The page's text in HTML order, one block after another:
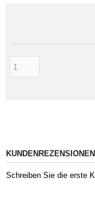
Schreiben Sie die erste